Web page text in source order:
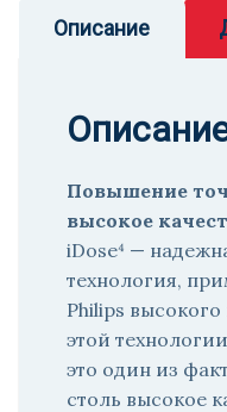
Описание
Повышение
высокое
iDose⁴ —
технология,
Philips
этой
это один из
столь высокое